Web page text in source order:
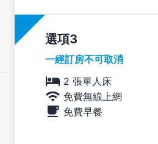
選項
一經訂房不可取消
2 張單人床
免費無線上網
免費早餐